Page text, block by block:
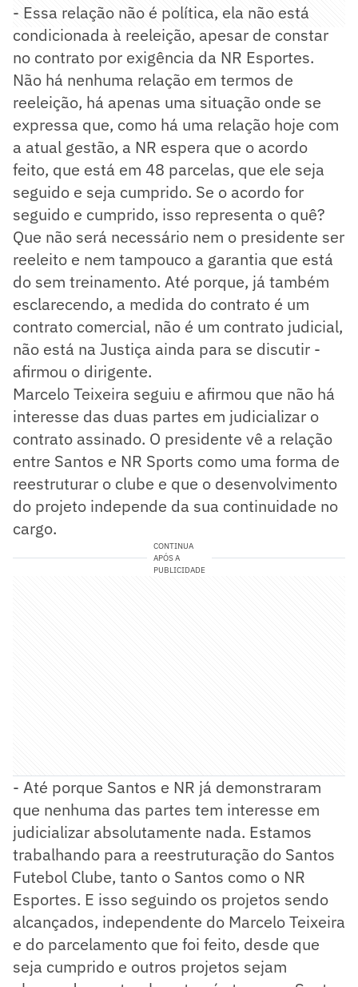
- Essa relação não é política, ela não está
condicionada à reeleição, apesar de constar
no contrato por exigência da NR Esportes.
Não há nenhuma relação em termos de
reeleição, há apenas uma situação onde se
expressa que, como há uma relação hoje com
a atual gestão, a NR espera que o acordo
feito, que está em 48 parcelas, que ele seja
seguido e seja cumprido. Se o acordo for
seguido e cumprido, isso representa o quê?
Que não será necessário nem o presidente ser
reeleito e nem tampouco a garantia que está
do sem treinamento. Até porque, já também
esclarecendo, a medida do contrato é um
contrato comercial, não é um contrato judicial,
não está na Justiça ainda para se discutir -
afirmou o dirigente.
Marcelo Teixeira seguiu e afirmou que não há
interesse das duas partes em judicializar o
contrato assinado. O presidente vê a relação
entre Santos e NR Sports como uma forma de
reestruturar o clube e que o desenvolvimento
do projeto independe da sua continuidade no
cargo.
CONTINUA
APÓS A
PUBLICIDADE
- Até porque Santos e NR já demonstraram
que nenhuma das partes tem interesse em
judicializar absolutamente nada. Estamos
trabalhando para a reestruturação do Santos
Futebol Clube, tanto o Santos como o NR
Esportes. E isso seguindo os projetos sendo
alcançados, independente do Marcelo Teixeira
e do parcelamento que foi feito, desde que
seja cumprido e outros projetos sejam